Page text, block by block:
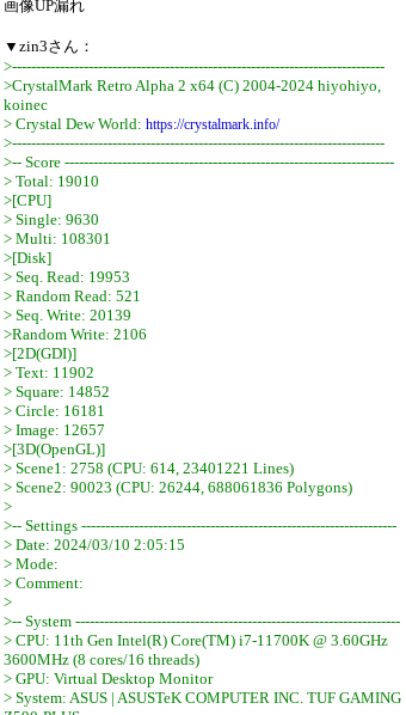
画像UP漏れ
▼zin3さん：
>------------------------------------------------------------------------------
>CrystalMark Retro Alpha 2 x64 (C) 2004-2024 hiyohiyo,
koinec
> Crystal Dew World: https://crystalmark.info/
>------------------------------------------------------------------------------
>-- Score ---------------------------------------------------------------------
> Total: 19010
>[CPU]
> Single: 9630
> Multi: 108301
>[Disk]
> Seq. Read: 19953
> Random Read: 521
> Seq. Write: 20139
>Random Write: 2106
>[2D(GDI)]
> Text: 11902
> Square: 14852
> Circle: 16181
> Image: 12657
>[3D(OpenGL)]
> Scene1: 2758 (CPU: 614, 23401221 Lines)
> Scene2: 90023 (CPU: 26244, 688061836 Polygons)
>
>-- Settings ------------------------------------------------------------------
> Date: 2024/03/10 2:05:15
> Mode:
> Comment:
>
>-- System --------------------------------------------------------------------
> CPU: 11th Gen Intel(R) Core(TM) i7-11700K @ 3.60GHz
3600MHz (8 cores/16 threads)
> GPU: Virtual Desktop Monitor
> System: ASUS | ASUSTeK COMPUTER INC. TUF GAMING